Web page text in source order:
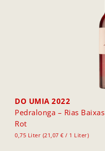
DO UMIA 2022
Pedralonga – Rias Baixas
Rot
0,75 Liter (21,07 € / 1 Liter)